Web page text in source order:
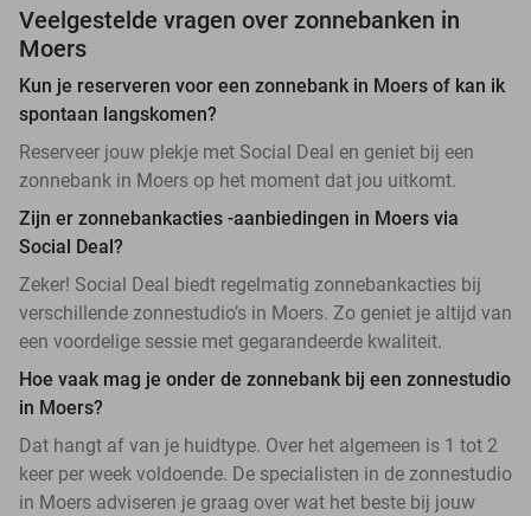
Veelgestelde vragen over zonnebanken in
Moers
Kun je reserveren voor een zonnebank in Moers of kan ik
spontaan langskomen?
Reserveer jouw plekje met Social Deal en geniet bij een
zonnebank in Moers op het moment dat jou uitkomt.
Zijn er zonnebankacties -aanbiedingen in Moers via
Social Deal?
Zeker! Social Deal biedt regelmatig zonnebankacties bij
verschillende zonnestudio’s in Moers. Zo geniet je altijd van
een voordelige sessie met gegarandeerde kwaliteit.
Hoe vaak mag je onder de zonnebank bij een zonnestudio
in Moers?
Dat hangt af van je huidtype. Over het algemeen is 1 tot 2
keer per week voldoende. De specialisten in de zonnestudio
in Moers adviseren je graag over wat het beste bij jouw